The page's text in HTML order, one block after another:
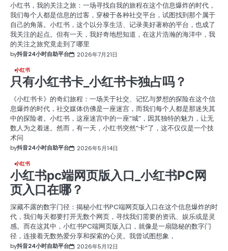
小红书，我的关注之旅：一场寻找自我的旅程在这个信息爆炸的时代，
我们每个人都是信息的过客，穿梭于各种社交平台，试图找到那个属于
自己的角落。小红书，这个以分享生活、记录美好著称的平台，也成了
我关注的起点。但有一天，我好奇地想知道，在这片浩瀚的海洋中，我
的关注之旅究竟走到了哪里
by抖音24小时自助平台 2026年7月21日
小红书
只有小红书卡_小红书卡独占吗？
《小红书卡》的奇幻旅程：一场关于社交、记忆与梦想的探险在这个信
息爆炸的时代，社交媒体仿佛是一座迷宫，而我们每个人都是那迷失其
中的探险者。小红书，这座迷宫中的一座“城”，因其独特的魅力，让无
数人为之着迷。然而，有一天，小红书突然“卡”了，这不仅仅是一个技
术问
by抖音24小时自助平台 2026年5月14日
小红书
小红书pc端网页版入口_小红书PC网
页入口在哪？
深藏不露的数字门径：揭秘小红书PC端网页版入口在这个信息爆炸的时
代，我们每天都要打开无数个网页，寻找我们需要的资讯、娱乐或是灵
感。而在这其中，小红书PC端网页版入口，就像是一扇隐秘的数字门
径，连接着无数热爱分享和探索的心灵。我曾试图想象，
by抖音24小时自助平台 2026年5月12日